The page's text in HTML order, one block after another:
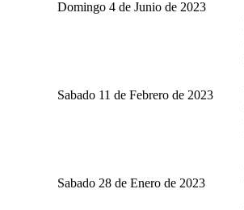
Domingo 4 de Junio de 2023
Sabado 11 de Febrero de 2023
Sabado 28 de Enero de 2023